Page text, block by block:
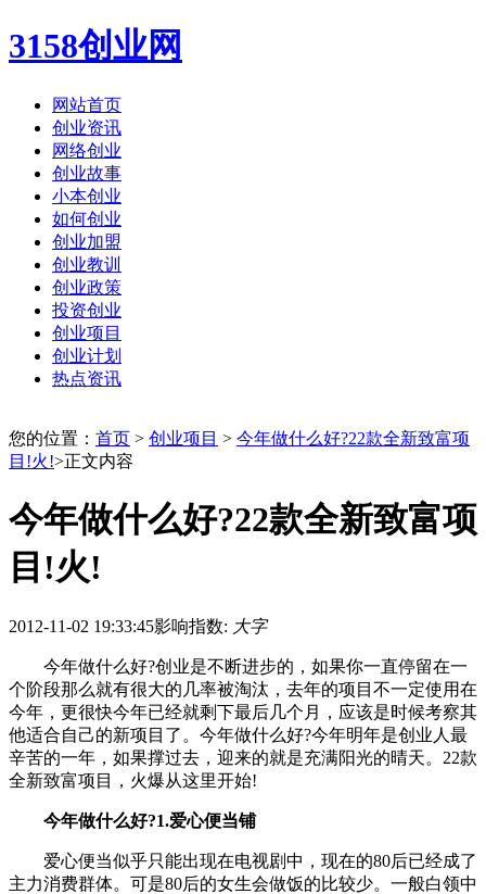
3158创业网
网站首页
创业资讯
网络创业
创业故事
小本创业
如何创业
创业加盟
创业教训
创业政策
投资创业
创业项目
创业计划
热点资讯
您的位置： 首页 > 创业项目 > 今年做什么好?22款全新致富项
目!火!>正文内容
今年做什么好?22款全新致富项
目!火!
2012-11-02 19:33:45影响指数: 大字
今年做什么好?创业是不断进步的，如果你一直停留在一
个阶段那么就有很大的几率被淘汰，去年的项目不一定使用在
今年，更很快今年已经就剩下最后几个月，应该是时候考察其
他适合自己的新项目了。今年做什么好?今年明年是创业人最
辛苦的一年，如果撑过去，迎来的就是充满阳光的晴天。22款
全新致富项目，火爆从这里开始!
今年做什么好?1.爱心便当铺
爱心便当似乎只能出现在电视剧中，现在的80后已经成了
主力消费群体。可是80后的女生会做饭的比较少。一般白领中